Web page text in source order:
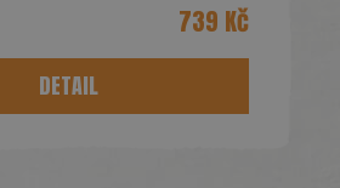
739 Kč
DETAIL